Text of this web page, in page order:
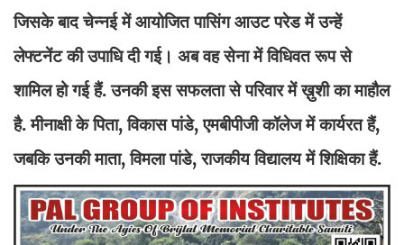
जिसके बाद चेन्नई में आयोजित पासिंग आउट परेड में उन्हें
लेफ्टनेंट की उपाधि दी गई। अब वह सेना में विधिवत रूप से
शामिल हो गई हैं. उनकी इस सफलता से परिवार में ख़ुशी का माहौल
है. मीनाक्षी के पिता, विकास पांडे, एमबीपीजी कॉलेज में कार्यरत हैं,
जबकि उनकी माता, विमला पांडे, राजकीय विद्यालय में शिक्षिका हैं.